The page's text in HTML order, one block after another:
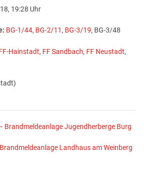
19:28 Uhr
BG-1/44, BG-2/11, BG-3/19, BG-3/48
Hainstadt, FF Sandbach, FF Neustadt,
Brandmeldeanlage Jugendherberge Burg
Landhaus am Weinberg